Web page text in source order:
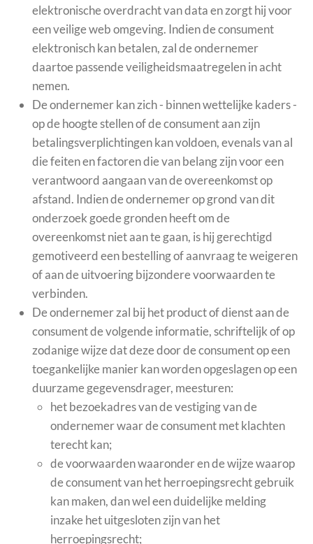
elektronische overdracht van data en zorgt hij voor
een veilige web omgeving. Indien de consument
elektronisch kan betalen, zal de ondernemer
daartoe passende veiligheidsmaatregelen in acht
nemen.
De ondernemer kan zich - binnen wettelijke kaders -
op de hoogte stellen of de consument aan zijn
betalingsverplichtingen kan voldoen, evenals van al
die feiten en factoren die van belang zijn voor een
verantwoord aangaan van de overeenkomst op
afstand. Indien de ondernemer op grond van dit
onderzoek goede gronden heeft om de
overeenkomst niet aan te gaan, is hij gerechtigd
gemotiveerd een bestelling of aanvraag te weigeren
of aan de uitvoering bijzondere voorwaarden te
verbinden.
De ondernemer zal bij het product of dienst aan de
consument de volgende informatie, schriftelijk of op
zodanige wijze dat deze door de consument op een
toegankelijke manier kan worden opgeslagen op een
duurzame gegevensdrager, meesturen:
het bezoekadres van de vestiging van de
ondernemer waar de consument met klachten
terecht kan;
de voorwaarden waaronder en de wijze waarop
de consument van het herroepingsrecht gebruik
kan maken, dan wel een duidelijke melding
inzake het uitgesloten zijn van het
herroepingsrecht;